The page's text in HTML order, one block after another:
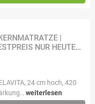
|
NUR HEUTE…
24 cm hoch, 420
weiterlesen